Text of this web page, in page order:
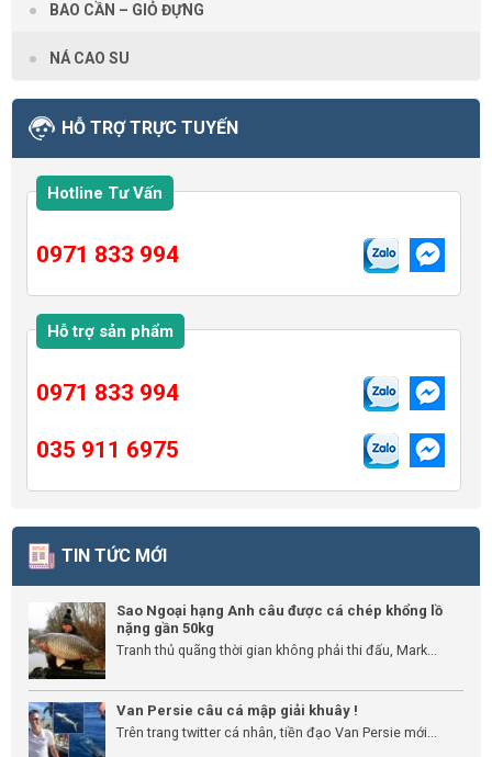
BAO CẦN – GIỎ ĐỰNG
NÁ CAO SU
HỖ TRỢ TRỰC TUYẾN
Hotline Tư Vấn
0971 833 994
Hỗ trợ sản phẩm
0971 833 994
035 911 6975
TIN TỨC MỚI
Sao Ngoại hạng Anh câu được cá chép khổng lồ
nặng gần 50kg
Tranh thủ quãng thời gian không phải thi đấu, Mark...
Van Persie câu cá mập giải khuây !
Trên trang twitter cá nhân, tiền đạo Van Persie mới...